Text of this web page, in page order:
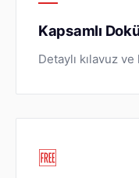
Kapsamlı
Detaylı kılavuz
🆓